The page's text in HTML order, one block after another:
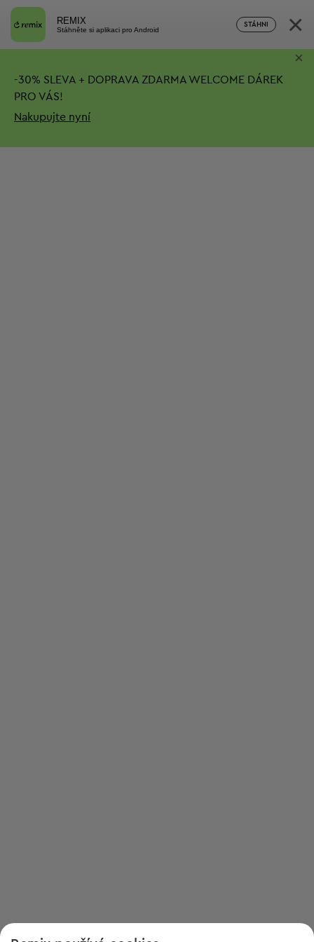
REMIX
Stáhněte si aplikaci pro Android
STÁHNI ×
-30% SLEVA + DOPRAVA ZDARMA WELCOME DÁREK
PRO VÁS!
Nakupujte nyní
×